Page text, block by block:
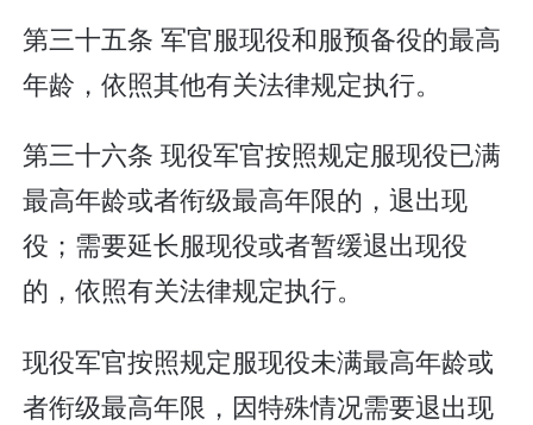
第三十五条 军官服现役和服预备役的最高
年龄，依照其他有关法律规定执行。
第三十六条 现役军官按照规定服现役已满
最高年龄或者衔级最高年限的，退出现
役；需要延长服现役或者暂缓退出现役
的，依照有关法律规定执行。
现役军官按照规定服现役未满最高年龄或
者衔级最高年限，因特殊情况需要退出现